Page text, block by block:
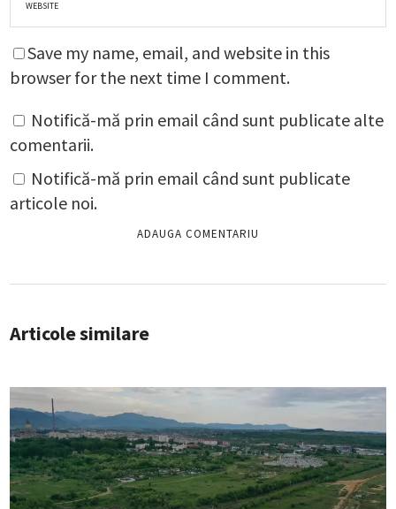
Save my name, email, and website in this
browser for the next time I comment.
Notifică-mă prin email când sunt publicate alte
comentarii.
Notifică-mă prin email când sunt publicate
articole noi.
Articole similare